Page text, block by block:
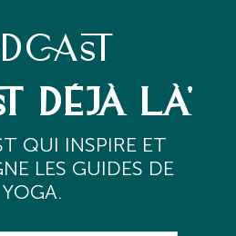
DÉJÀ LÀ'
QUI INSPIRE ET
LES GUIDES DE
YOGA.